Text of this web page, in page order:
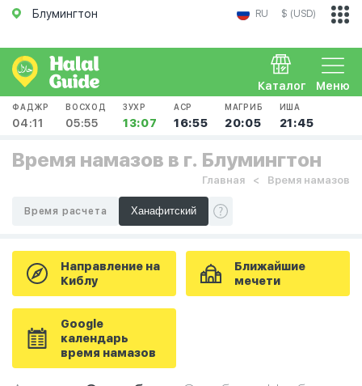
Блумингтон RU $ (USD)
Меню
Каталог
ФАДЖР
04:11
ВОСХОД
05:55
ЗУХР
13:07
АСР
16:55
МАГРИБ
20:05
ИША
21:45
Время намазов в г. Блумингтон
Главная Время намазов
Время расчета
Направление на
Киблу
Ближайшие
мечети
Google
календарь
время намазов